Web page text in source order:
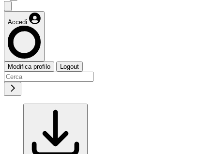
Accedi
Modifica profilo Logout